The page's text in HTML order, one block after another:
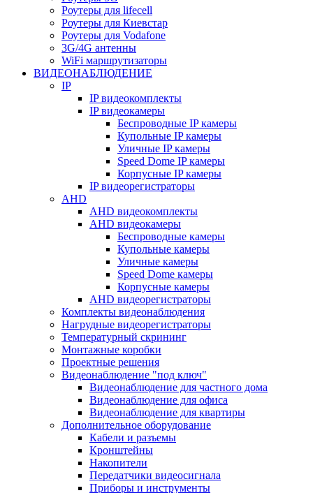
Роутеры для lifecell
Роутеры для Киевстар
Роутеры для Vodafone
3G/4G антенны
WiFi маршрутизаторы
ВИДЕОНАБЛЮДЕНИЕ
IP
IP видеокомплекты
IP видеокамеры
Беспроводные IP камеры
Купольные IP камеры
Уличные IP камеры
Speed Dome IP камеры
Корпусные IP камеры
IP видеорегистраторы
AHD
AHD видеокомплекты
AHD видеокамеры
Беспроводные камеры
Купольные камеры
Уличные камеры
Speed Dome камеры
Корпусные камеры
AHD видеорегистраторы
Комплекты видеонаблюдения
Нагрудные видеорегистраторы
Температурный скрининг
Монтажные коробки
Проектные решения
Видеонаблюдение "под ключ"
Видеонаблюдение для частного дома
Видеонаблюдение для офиса
Видеонаблюдение для квартиры
Дополнительное оборудование
Кабели и разъемы
Кронштейны
Накопители
Передатчики видеосигнала
Приборы и инструменты